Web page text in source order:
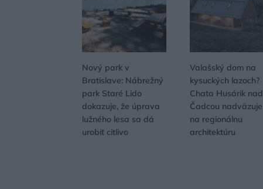
Nový park v
Bratislave: Nábrežný
park Staré Lido
dokazuje, že úprava
lužného lesa sa dá
urobiť citlivo
Valašský dom na
kysuckých lazoch?
Chata Husárik nad
Čadcou nadväzuje
na regionálnu
architektúru